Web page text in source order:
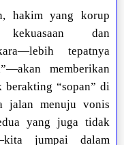
hakim yang korup
kekuasaan dan
tepatnya
memberikan
berakting “sopan” di
jalan menuju vonis
yang juga tidak
jumpai dalam